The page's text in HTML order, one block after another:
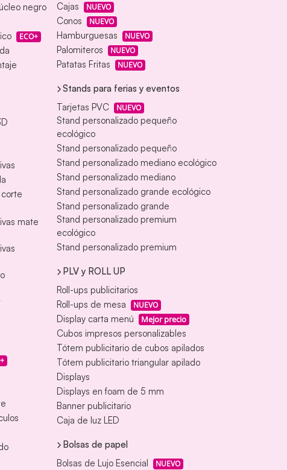
negro
ECO+
mate
Cajas NUEVO
Conos NUEVO
Hamburguesas NUEVO
Palomiteros NUEVO
Patatas Fritas NUEVO
Stands para ferias y eventos
Tarjetas PVC
NUEVO
Stand personalizado pequeño
ecológico
Stand personalizado pequeño
Stand personalizado mediano ecológico
Stand personalizado mediano
Stand personalizado grande ecológico
Stand personalizado grande
Stand personalizado premium
ecológico
Stand personalizado premium
PLV y ROLL UP
Roll-ups publicitarios
Roll-ups de mesa
NUEVO
Display carta menú Mejor precio
Cubos impresos personalizables
Tótem publicitario de cubos apilados
Tótem publicitario triangular apilado
Displays
Displays en foam de 5 mm
Banner publicitario
Caja de luz LED
Bolsas de papel
Bolsas de Lujo Esencial
NUEVO